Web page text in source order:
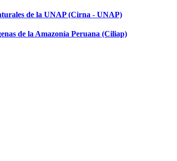
de la UNAP (Cirna - UNAP)
de la Amazonía Peruana (Ciliap)